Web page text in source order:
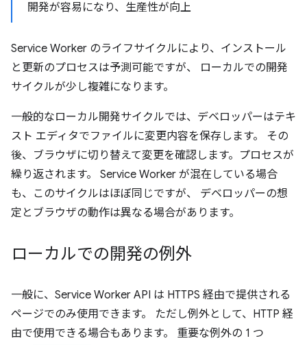
開発が容易になり、生産性が向上
Service Worker のライフサイクルにより、インストール
と更新のプロセスは予測可能ですが、 ローカルでの開発
サイクルが少し複雑になります。
一般的なローカル開発サイクルでは、デベロッパーはテキ
スト エディタでファイルに変更内容を保存します。 その
後、ブラウザに切り替えて変更を確認します。プロセスが
繰り返されます。 Service Worker が混在している場合
も、このサイクルはほぼ同じですが、 デベロッパーの想
定とブラウザの動作は異なる場合があります。
ローカルでの開発の例外
一般に、Service Worker API は HTTPS 経由で提供される
ページでのみ使用できます。 ただし例外として、HTTP 経
由で使用できる場合もあります。 重要な例外の 1 つ